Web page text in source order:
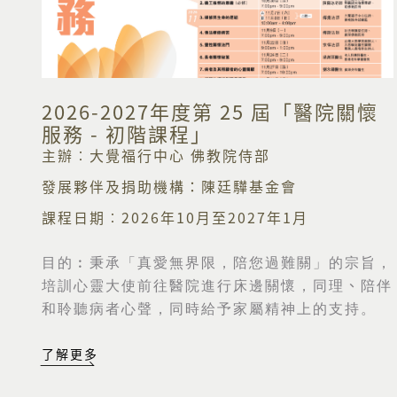
2026-2027年度第 25 屆「醫院關懷
服務 - 初階課程」
主辦︰大覺福行中心 佛教院侍部
發展夥伴及捐助機構：陳廷驊基金會
課程日期︰2026年10月至2027年1月
目的︰ 秉承「真愛無界限，陪您過難關」的宗旨，
培訓心靈大使前往醫院進行床邊關懷，同理 、 陪伴
和聆聽病者心聲，同時給予家屬精神上的支持。
了解更多